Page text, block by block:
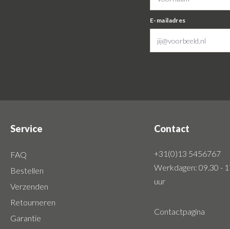
E-mailadres
Service
FAQ
Bestellen
Verzenden
Retourneren
Garantie
Contact
+31(0)13 5456767
Werkdagen: 09.30 -
uur
Contactpagina